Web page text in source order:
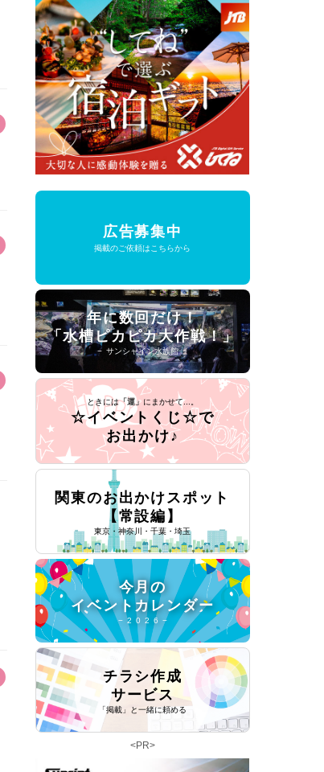
広告募集中
掲載のご依頼はこちらから
年に数回だけ！
「水槽ピカピカ大作戦！」
− サンシャイン水族館 −
ときには「運」 にまかせて...。
☆イベントくじ☆で
お出かけ♪
関東のお出かけスポット
【常設編】
東京・神奈川・千葉・埼玉
今月の
イベントカレンダー
− 2 0 2 6 −
チラシ作成
サービス
「掲載」と一緒に頼める
<PR>